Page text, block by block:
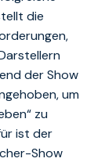
die
der Show
um
zu
ist der
Show